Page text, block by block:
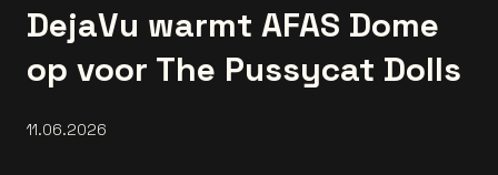
DejaVu warmt AFAS Dome
op voor The Pussycat Dolls
11.06.2026